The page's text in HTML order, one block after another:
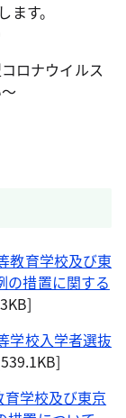
す。
ロナウイルス
教育学校及び東
の措置に関する
学校入学者選抜
育学校及び東京